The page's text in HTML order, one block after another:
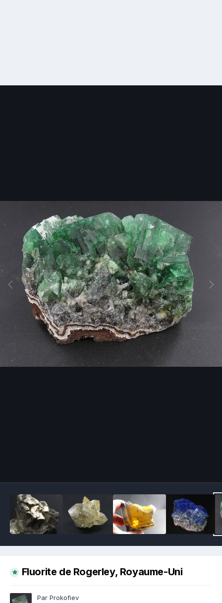
Fluorite de Rogerley, Royaume-Uni
Par Prokofiev